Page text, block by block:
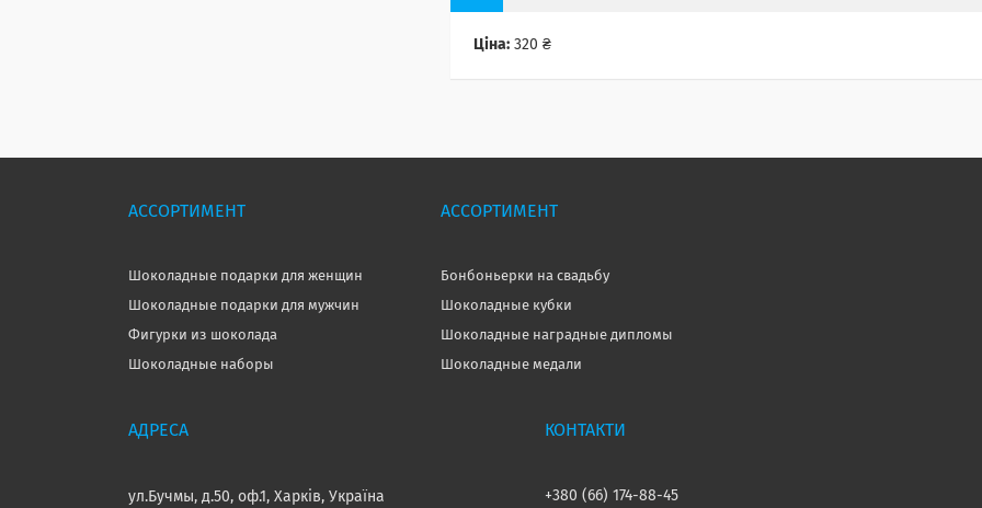
Ціна: 320 ₴
АССОРТИМЕНТ
Шоколадные подарки для женщин
Шоколадные подарки для мужчин
Фигурки из шоколада
Шоколадные наборы
АССОРТИМЕНТ
Бонбоньерки на свадьбу
Шоколадные кубки
Шоколадные наградные дипломы
Шоколадные медали
ул.Бучмы, д.50, оф.1, Харків, Україна +380 (66) 174-88-45